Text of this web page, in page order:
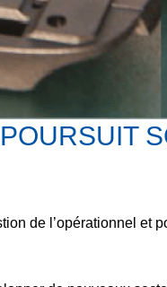
de l’opérationnel et